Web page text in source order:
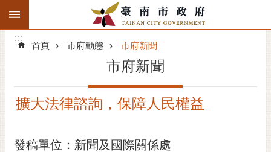
跳到主要內容區塊
搜
階
精彩府城
:::
:::
首頁 市府動態 市府新聞
市府新聞
擴大法律諮詢，保障人民權益
發稿單位：新聞及國際關係處